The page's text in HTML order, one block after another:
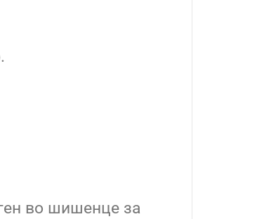
во шишенце за